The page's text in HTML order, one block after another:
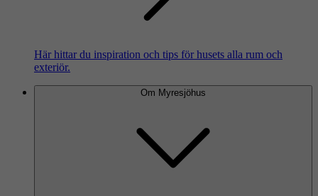
Här hittar du inspiration och tips för husets alla rum och
exteriör.
Om Myresjöhus